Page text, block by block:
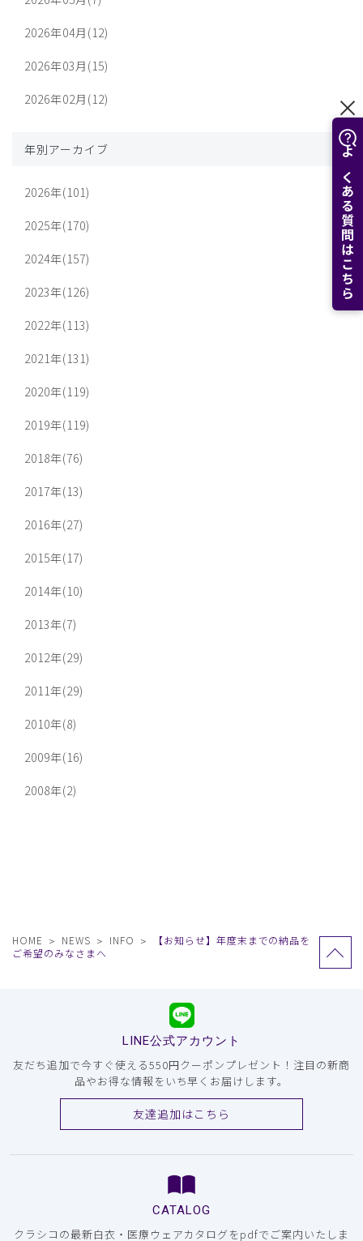
よくある質問はこちら
2026年04月(12)
2026年03月(15)
2026年02月(12)
年別アーカイブ
2026年(101)
2025年(170)
2024年(157)
2023年(126)
2022年(113)
2021年(131)
2020年(119)
2019年(119)
2018年(76)
2017年(13)
2016年(27)
2015年(17)
2014年(10)
2013年(7)
2012年(29)
2011年(29)
2010年(8)
2009年(16)
2008年(2)
HOME NEWS INFO
【お知らせ】年度末までの納品を
ご希望のみなさまへ
LINE公式アカウント
友だち追加で今すぐ使える550円クーポンプレゼント！注目の新商
品やお得な情報をいち早くお届けします。
友達追加はこちら
CATALOG
クラシコの最新白衣・医療ウェアカタログをpdfでご案内いたしま